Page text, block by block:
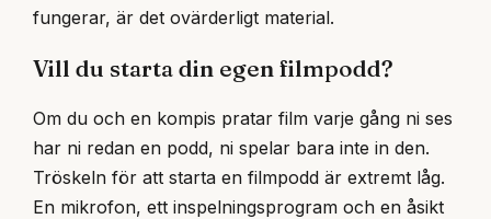
fungerar, är det ovärderligt material.
Vill du starta din egen filmpodd?
Om du och en kompis pratar film varje gång ni ses
har ni redan en podd, ni spelar bara inte in den.
Tröskeln för att starta en filmpodd är extremt låg.
En mikrofon, ett inspelningsprogram och en åsikt